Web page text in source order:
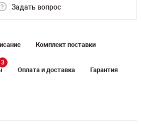
Задать вопрос
Комплект поставки
3
Оплата и доставка Гарантия